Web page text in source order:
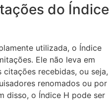
do Índice
utilizada, o Índice
Ele não leva em
recebidas, ou seja,
renomados ou por
disso, o Índice H pode ser